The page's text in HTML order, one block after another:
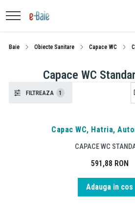
Baie Obiecte Sanitare Capace WC
Capace WC
FILTREAZA 1
Capac WC, Hatria,
CAPACE WC
591,88 RON
Adauga in cos